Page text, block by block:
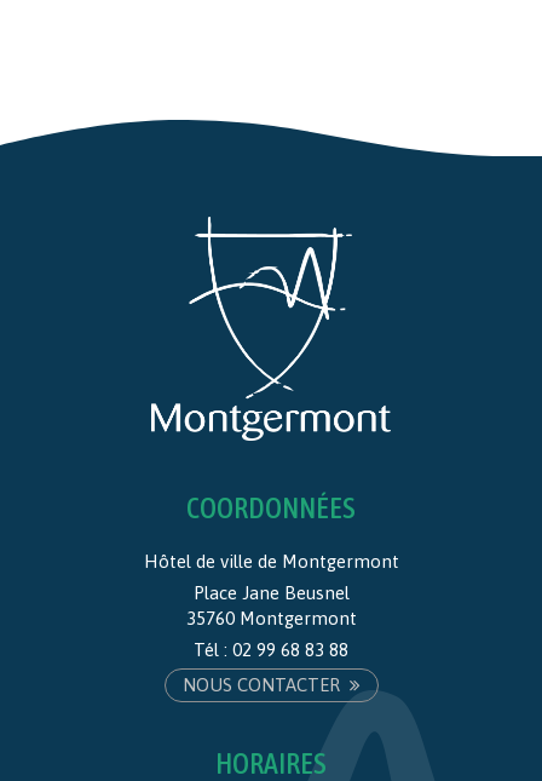
COORDONNÉES
Hôtel de ville de Montgermont
Place Jane Beusnel
35760 Montgermont
Tél : 02 99 68 83 88
NOUS CONTACTER
HORAIRES